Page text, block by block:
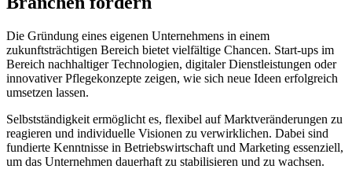
Die Gründung eines eigenen Unternehmens in einem
zukunftsträchtigen Bereich bietet vielfältige Chancen. Start-ups im
Bereich nachhaltiger Technologien, digitaler Dienstleistungen oder
innovativer Pflegekonzepte zeigen, wie sich neue Ideen erfolgreich
umsetzen lassen.
Selbstständigkeit ermöglicht es, flexibel auf Marktveränderungen zu
reagieren und individuelle Visionen zu verwirklichen. Dabei sind
fundierte Kenntnisse in Betriebswirtschaft und Marketing essenziell,
um das Unternehmen dauerhaft zu stabilisieren und zu wachsen.